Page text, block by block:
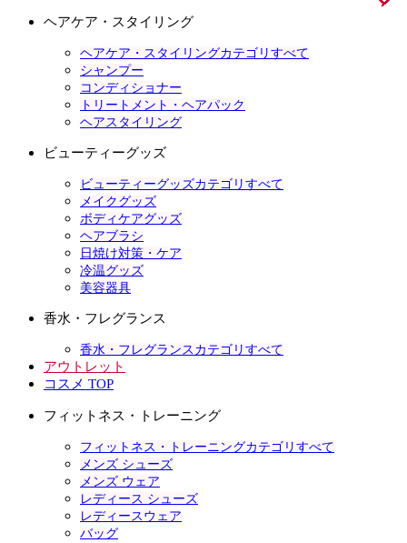
ヘアケア・スタイリング
ヘアケア・スタイリングカテゴリすべて
シャンプー
コンディショナー
トリートメント・ヘアパック
ヘアスタイリング
ビューティーグッズ
ビューティーグッズカテゴリすべて
メイクグッズ
ボディケアグッズ
ヘアブラシ
日焼け対策・ケア
冷温グッズ
美容器具
香水・フレグランス
香水・フレグランスカテゴリすべて
アウトレット
コスメ TOP
フィットネス・トレーニング
フィットネス・トレーニングカテゴリすべて
メンズ シューズ
メンズ ウェア
レディース シューズ
レディースウェア
バッグ